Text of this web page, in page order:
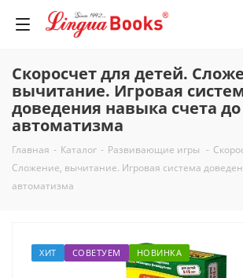
Скоросчет для детей.
вычитание. Игровая
доведения навыка счета до
автоматизма
Главная - Каталог - Развивающие игры -
Сложение, вычитание. Игровая система
автоматизма
ХИТ СОВЕТУЕМ НОВИНКА